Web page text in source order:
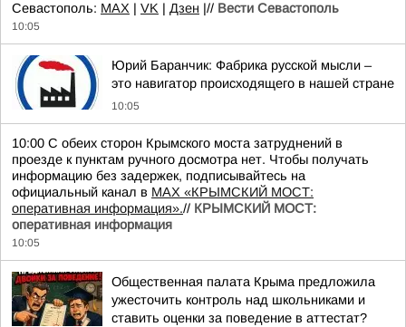
Севастополь: MAX | VK | Дзен |// Вести Севастополь
10:05
Юрий Баранчик: Фабрика русской мысли –
это навигатор происходящего в нашей стране
10:05
10:00 С обеих сторон Крымского моста затруднений в
проезде к пунктам ручного досмотра нет. Чтобы получать
информацию без задержек, подписывайтесь на
официальный канал в MAX «КРЫМСКИЙ МОСТ:
оперативная информация».// КРЫМСКИЙ МОСТ:
оперативная информация
10:05
Общественная палата Крыма предложила
ужесточить контроль над школьниками и
ставить оценки за поведение в аттестат?